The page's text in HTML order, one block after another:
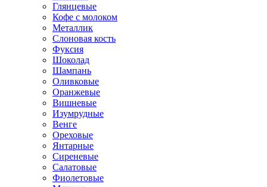
Глянцевые
Кофе с молоком
Металлик
Слоновая кость
Фуксия
Шоколад
Шампань
Оливковые
Оранжевые
Вишневые
Изумрудные
Венге
Ореховые
Янтарные
Сиреневые
Салатовые
Фиолетовые